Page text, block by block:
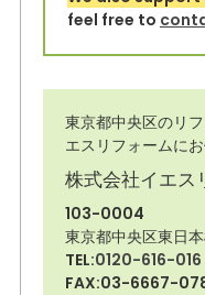
feel free to
東京都中央区のリ
エスリフォームに
株式会社イエス
103-0004
東京都中央区東日
TEL:0120-616-016
FAX:03-6667-